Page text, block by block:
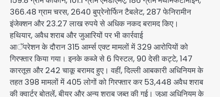
366.48 ग्राम चरस, 2640 बुप्रेनोर्फिन टैबलेट, 287 फेनिरामीन
इंजेक्शन और 23.27 लाख रुपये से अधिक नकद बरामद किए।
हथियार, अवैध शराब और जुआरियों पर भी कार्रवाई
आॅपरेशन के दौरान 315 आर्म्स एक्ट मामलों में 329 आरोपियों को
गिरफ्तार किया गया। इनके कब्जे से 6 पिस्टल, 90 देसी कट्टे, 147
कारतूस और 242 चाकू बरामद हुए। वहीं, दिल्ली आबकारी अधिनियम के
तहत 398 मामलों में 405 लोगों को गिरफ्तार कर 53,448 अवैध शराब
की क्वार्टर बोतलें, बीयर और अन्य शराब जब्त की गई। जुआ अधिनियम के